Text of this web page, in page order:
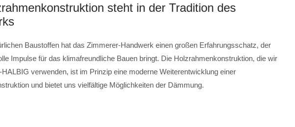
steht in der Tradition des
Baustoffen hat das Zimmerer-Handwerk einen großen Erfahrungsschatz, der
Impulse für das klimafreundliche Bauen bringt. Die Holzrahmenkonstruktion, die wir
verwenden, ist im Prinzip eine moderne Weiterentwicklung einer
und bietet uns vielfältige Möglichkeiten der Dämmung.